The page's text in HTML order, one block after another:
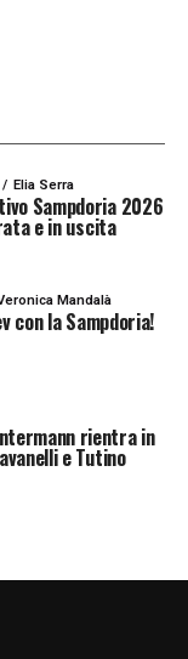
Elia Serra
Sampdoria 2026
e in uscita
Mandalà
con la Sampdoria!
rientra in
e Tutino